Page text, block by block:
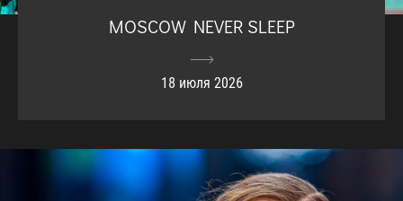
MOSCOW NEVER SLEEP
18 июля 2026